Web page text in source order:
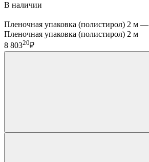
В наличии
Пленочная упаковка (полистирол) 2 м —
Пленочная упаковка (полистирол) 2 м
8 80320₽